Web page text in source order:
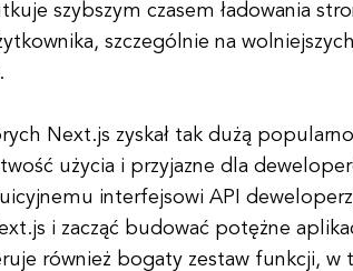
szybszym czasem ładowania
szczególnie na wolniejszych
Next.js zyskał tak dużą
użycia i przyjazne dla
interfejsowi API
i zacząć budować potężne
również bogaty zestaw funkcji, w